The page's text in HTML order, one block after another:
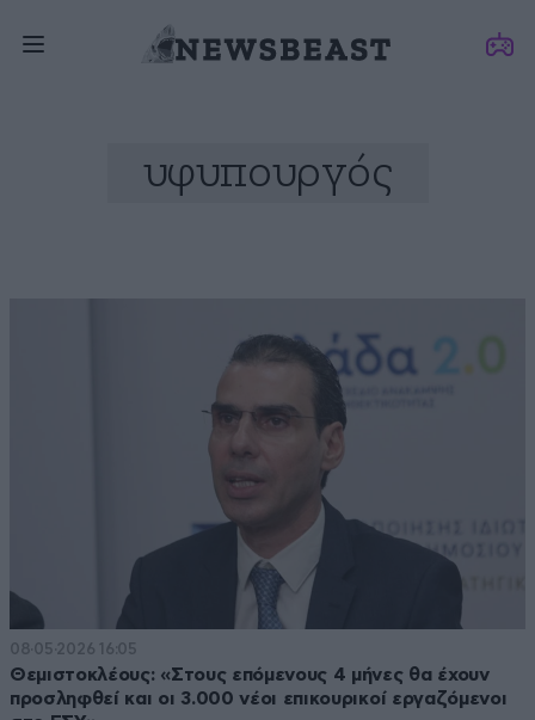
υφυπουργός
08·05·2026 16:05
Θεμιστοκλέους: «Στους επόμενους 4 μήνες θα έχουν
προσληφθεί και οι 3.000 νέοι επικουρικοί εργαζόμενοι